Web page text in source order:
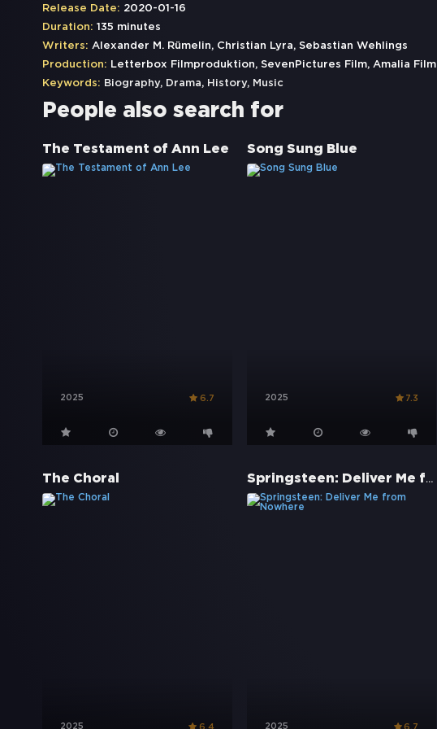
Release Date: 2020-01-16
Duration: 135 minutes
Writers: Alexander M. Rümelin, Christian Lyra, Sebastian Wehlings
Production: Letterbox Filmproduktion, SevenPictures Film, Amalia Film
Keywords: Biography, Drama, History, Music
People also search for
The Testament of Ann Lee
2025 6.7
Song Sung Blue
2025 7.3
The Choral
2025
Springsteen: Deliver Me from Nowhere
2025